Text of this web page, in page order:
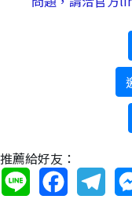
推薦給好友：